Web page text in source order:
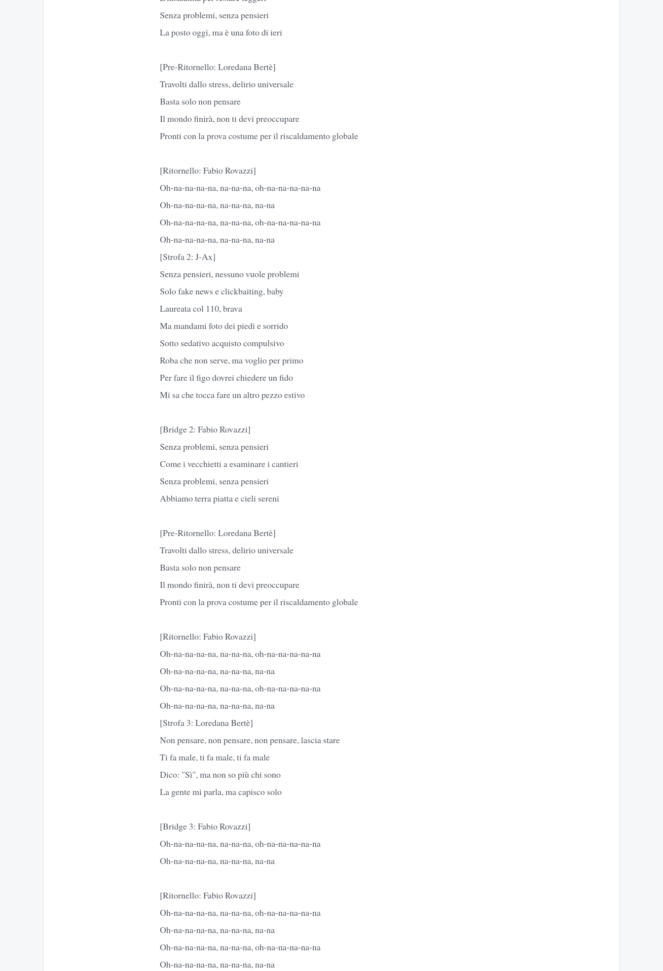
Senza problemi, senza pensieri
La posto oggi, ma è una foto di ieri
[Pre-Ritornello: Loredana Bertè]
Travolti dallo stress, delirio universale
Basta solo non pensare
Il mondo finirà, non ti devi preoccupare
Pronti con la prova costume per il riscaldamento globale
[Ritornello: Fabio Rovazzi]
Oh-na-na-na-na, na-na-na, oh-na-na-na-na-na
Oh-na-na-na-na, na-na-na, na-na
Oh-na-na-na-na, na-na-na, oh-na-na-na-na-na
Oh-na-na-na-na, na-na-na, na-na
[Strofa 2: J-Ax]
Senza pensieri, nessuno vuole problemi
Solo fake news e clickbaiting, baby
Laureata col 110, brava
Ma mandami foto dei piedi e sorrido
Sotto sedativo acquisto compulsivo
Roba che non serve, ma voglio per primo
Per fare il figo dovrei chiedere un fido
Mi sa che tocca fare un altro pezzo estivo
[Bridge 2: Fabio Rovazzi]
Senza problemi, senza pensieri
Come i vecchietti a esaminare i cantieri
Senza problemi, senza pensieri
Abbiamo terra piatta e cieli sereni
[Pre-Ritornello: Loredana Bertè]
Travolti dallo stress, delirio universale
Basta solo non pensare
Il mondo finirà, non ti devi preoccupare
Pronti con la prova costume per il riscaldamento globale
[Ritornello: Fabio Rovazzi]
Oh-na-na-na-na, na-na-na, oh-na-na-na-na-na
Oh-na-na-na-na, na-na-na, na-na
Oh-na-na-na-na, na-na-na, oh-na-na-na-na-na
Oh-na-na-na-na, na-na-na, na-na
[Strofa 3: Loredana Bertè]
Non pensare, non pensare, non pensare, lascia stare
Ti fa male, ti fa male, ti fa male
Dico: "Sì", ma non so più chi sono
La gente mi parla, ma capisco solo
[Bridge 3: Fabio Rovazzi]
Oh-na-na-na-na, na-na-na, oh-na-na-na-na-na
Oh-na-na-na-na, na-na-na, na-na
[Ritornello: Fabio Rovazzi]
Oh-na-na-na-na, na-na-na, oh-na-na-na-na-na
Oh-na-na-na-na, na-na-na, na-na
Oh-na-na-na-na, na-na-na, oh-na-na-na-na-na
Oh-na-na-na-na, na-na-na, na-na